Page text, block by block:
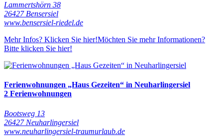
Lammertshörn 38
26427 Bensersiel
www.bensersiel-riedel.de
Mehr Infos? Klicken Sie hier!Möchten Sie mehr Informationen?
Bitte klicken Sie hier!
Ferienwohnungen „Haus Gezeiten“ in Neuharlingersiel
2 Ferienwohnungen
Bootsweg 13
26427 Neuharlingersiel
www.neuharlingersiel-traumurlaub.de